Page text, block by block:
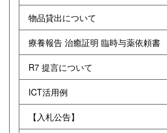
物品貸出について
療養報告 治癒証明 臨時与薬依頼書
R7 提言について
ICT活用例
【入札公告】